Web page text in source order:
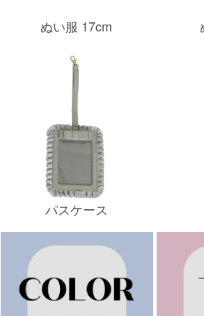
ぬい服 17cm
パスケース